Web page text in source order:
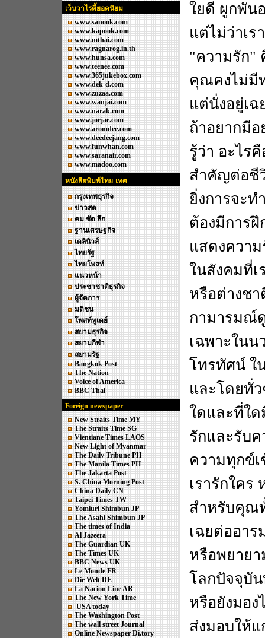
เว็บวาไรตี้ยอดนิยม
www.sanook.com
www.kapook.com
www.mthai.com
www.ragnarog.in.th
www.hunsa.com
www.teenee.com
www.365jukebox.com
www.dek-d.com
www.zuzaa.com
www.wanjai.com
www.narak.com
www.jorjae.com
www.aromdee.com
www.deedeejang.com
www.funwhan.com
www.saranair.com
www.madoo.com
หนังสือพิมพ์ไทย-เทศ
กรุงเทพธุรกิจ
ข่าวสด
คม ชัด ลึก
ฐานเศรษฐกิจ
เดลินิวส์
ไทยรัฐ
ไทยโพสท์
แนวหน้า
ประชาชาติธุรกิจ
ผู้จัดการ
มติชน
โพสท์ทูเดย์
สยามธุรกิจ
สยามกีฬา
สยามรัฐ
Bangkok Post
The Nation
Voice of America
BBC Thai
Foreign newspaper
New Straits Time MY
The Straits Time SG
Vientiane Times LAOS
New Light of Myanmar
The Daily Tribune PH
The Manila Times PH
The Jakarta Post
S. China Morning Post
China Daily CN
Taipei Times TW
Yomiuri Shimbun JP
The Asahi Shimbun JP
The times of India
Al Jazeera
The Guardian UK
The Times UK
BBC News UK
Le Monde FR
Die Welt DE
La Nacion Line AR
The New York Time
USA today
The Washington Post
The wall street Journal
Online Newspaper Di.tory
ใยดี ผูกพัน
แต่ไม่ว่าเร
"ความรัก"
คุณคงไม่มี
แต่นั่งอยู่เ
ถ้าอยากมีอ
รู้ว่า อะไร
สำคัญต่อชีวิ
ยิ่งการจะท
ต้องมีการ
แสดงควา
ในสังคมที่เ
หรือต่างชา
กามารมณ์ดู
เฉพาะใน
โทรทัศน์ ใ
และโดยทั่ว
ใดและที่ใ
รักและรับค
ความทุกข์
เรารักใคร
สำหรับคุณ
เฉยต่ออา
หรือพยาย
โลกปัจจุบัน
หรือยังมอง
ส่งมอบให้